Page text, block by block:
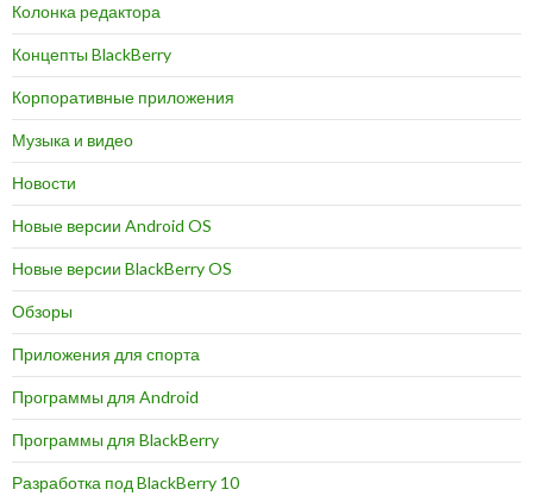
Колонка редактора
Концепты BlackBerry
Корпоративные приложения
Музыка и видео
Новости
Новые версии Android OS
Новые версии BlackBerry OS
Обзоры
Приложения для спорта
Программы для Android
Программы для BlackBerry
Разработка под BlackBerry 10